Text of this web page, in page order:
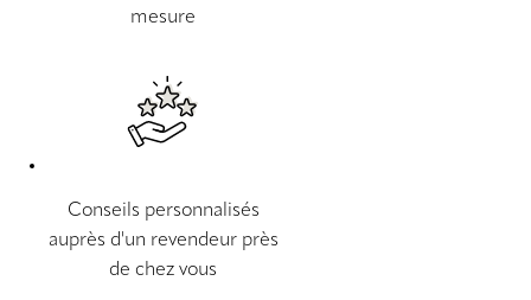
mesure
Conseils personnalisés
auprès d'un revendeur près
de chez vous